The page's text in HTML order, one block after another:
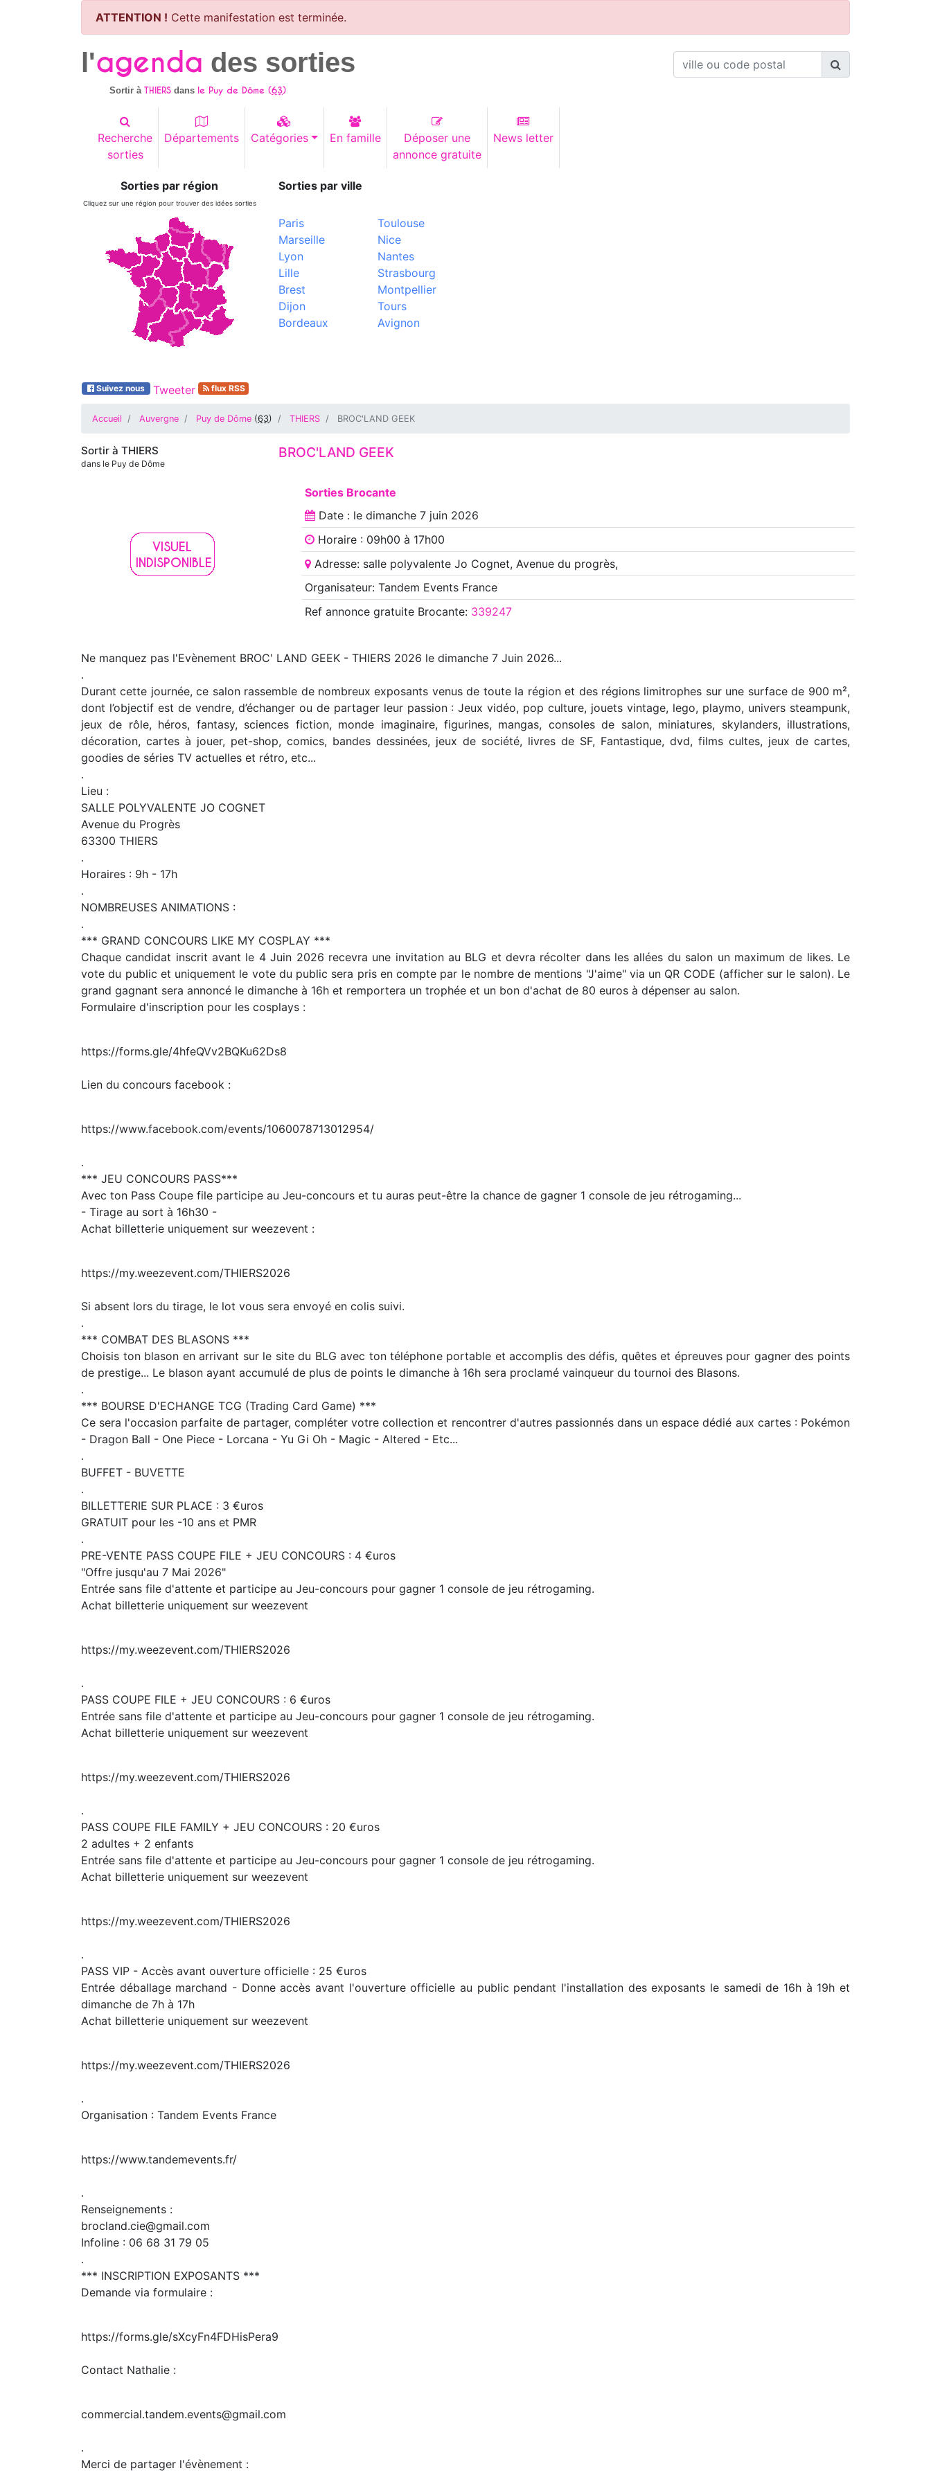
ATTENTION ! Cette manifestation est terminée.
l'agenda des sorties
Sortir àTHIERS dans le Puy de Dôme (63)
Recherche
sorties
Départements Catégories En famille
Déposer une
annonce gratuite
News letter
Sorties par région
Cliquez sur une région pour trouver des idées sorties
Sorties par ville
Paris
Marseille
Lyon
Lille
Brest
Dijon
Bordeaux
Toulouse
Nice
Nantes
Strasbourg
Montpellier
Tours
Avignon
Suivez nous Tweeter flux RSS
Accueil Auvergne Puy de Dôme (63) THIERS BROC'LAND GEEK
Sortir à THIERS
dans le Puy de Dôme
BROC'LAND GEEK
Sorties Brocante
Date : le dimanche 7 juin 2026
Horaire : 09h00 à 17h00
Adresse: salle polyvalente Jo Cognet, Avenue du progrès,
Organisateur: Tandem Events France
Ref annoncegratuite Brocante: 339247
Ne manquez pas l'Evènement BROC' LAND GEEK - THIERS 2026 le dimanche 7 Juin 2026...
.
Durant cette journée, ce salon rassemble de nombreux exposants venus de toute la région et des régions limitrophes sur une surface de 900 m²,
dont l’objectif est de vendre, d’échanger ou de partager leur passion : Jeux vidéo, pop culture, jouets vintage, lego, playmo, univers steampunk,
jeux de rôle, héros, fantasy, sciences fiction, monde imaginaire, figurines, mangas, consoles de salon, miniatures, skylanders, illustrations,
décoration, cartes à jouer, pet-shop, comics, bandes dessinées, jeux de société, livres de SF, Fantastique, dvd, films cultes, jeux de cartes,
goodies de séries TV actuelles et rétro, etc...
.
Lieu :
SALLE POLYVALENTE JO COGNET
Avenue du Progrès
63300 THIERS
.
Horaires : 9h - 17h
.
NOMBREUSES ANIMATIONS :
.
*** GRAND CONCOURS LIKE MY COSPLAY ***
Chaque candidat inscrit avant le 4 Juin 2026 recevra une invitation au BLG et devra récolter dans les allées du salon un maximum de likes. Le
vote du public et uniquement le vote du public sera pris en compte par le nombre de mentions "J'aime" via un QR CODE (afficher sur le salon). Le
grand gagnant sera annoncé le dimanche à 16h et remportera un trophée et un bon d'achat de 80 euros à dépenser au salon.
Formulaire d'inscription pour les cosplays :
https://forms.gle/4hfeQVv2BQKu62Ds8
Lien du concours facebook :
https://www.facebook.com/events/1060078713012954/
.
*** JEU CONCOURS PASS***
Avec ton Pass Coupe file participe au Jeu-concours et tu auras peut-être la chance de gagner 1 console de jeu rétrogaming...
- Tirage au sort à 16h30 -
Achat billetterie uniquement sur weezevent :
https://my.weezevent.com/THIERS2026
Si absent lors du tirage, le lot vous sera envoyé en colis suivi.
.
*** COMBAT DES BLASONS ***
Choisis ton blason en arrivant sur le site du BLG avec ton téléphone portable et accomplis des défis, quêtes et épreuves pour gagner des points
de prestige... Le blason ayant accumulé de plus de points le dimanche à 16h sera proclamé vainqueur du tournoi des Blasons.
.
*** BOURSE D'ECHANGE TCG (Trading Card Game) ***
Ce sera l'occasion parfaite de partager, compléter votre collection et rencontrer d'autres passionnés dans un espace dédié aux cartes : Pokémon
- Dragon Ball - One Piece - Lorcana - Yu Gi Oh - Magic - Altered - Etc...
.
BUFFET - BUVETTE
.
BILLETTERIE SUR PLACE : 3 €uros
GRATUIT pour les -10 ans et PMR
.
PRE-VENTE PASS COUPE FILE + JEU CONCOURS : 4 €uros
"Offre jusqu'au 7 Mai 2026"
Entrée sans file d'attente et participe au Jeu-concours pour gagner 1 console de jeu rétrogaming.
Achat billetterie uniquement sur weezevent
https://my.weezevent.com/THIERS2026
.
PASS COUPE FILE + JEU CONCOURS : 6 €uros
Entrée sans file d'attente et participe au Jeu-concours pour gagner 1 console de jeu rétrogaming.
Achat billetterie uniquement sur weezevent
https://my.weezevent.com/THIERS2026
.
PASS COUPE FILE FAMILY + JEU CONCOURS : 20 €uros
2 adultes + 2 enfants
Entrée sans file d'attente et participe au Jeu-concours pour gagner 1 console de jeu rétrogaming.
Achat billetterie uniquement sur weezevent
https://my.weezevent.com/THIERS2026
.
PASS VIP - Accès avant ouverture officielle : 25 €uros
Entrée déballage marchand - Donne accès avant l'ouverture officielle au public pendant l'installation des exposants le samedi de 16h à 19h et
dimanche de 7h à 17h
Achat billetterie uniquement sur weezevent
https://my.weezevent.com/THIERS2026
.
Organisation : Tandem Events France
https://www.tandemevents.fr/
.
Renseignements :
brocland.cie@gmail.com
Infoline : 06 68 31 79 05
.
*** INSCRIPTION EXPOSANTS ***
Demande via formulaire :
https://forms.gle/sXcyFn4FDHisPera9
Contact Nathalie :
commercial.tandem.events@gmail.com
.
Merci de partager l'évènement :